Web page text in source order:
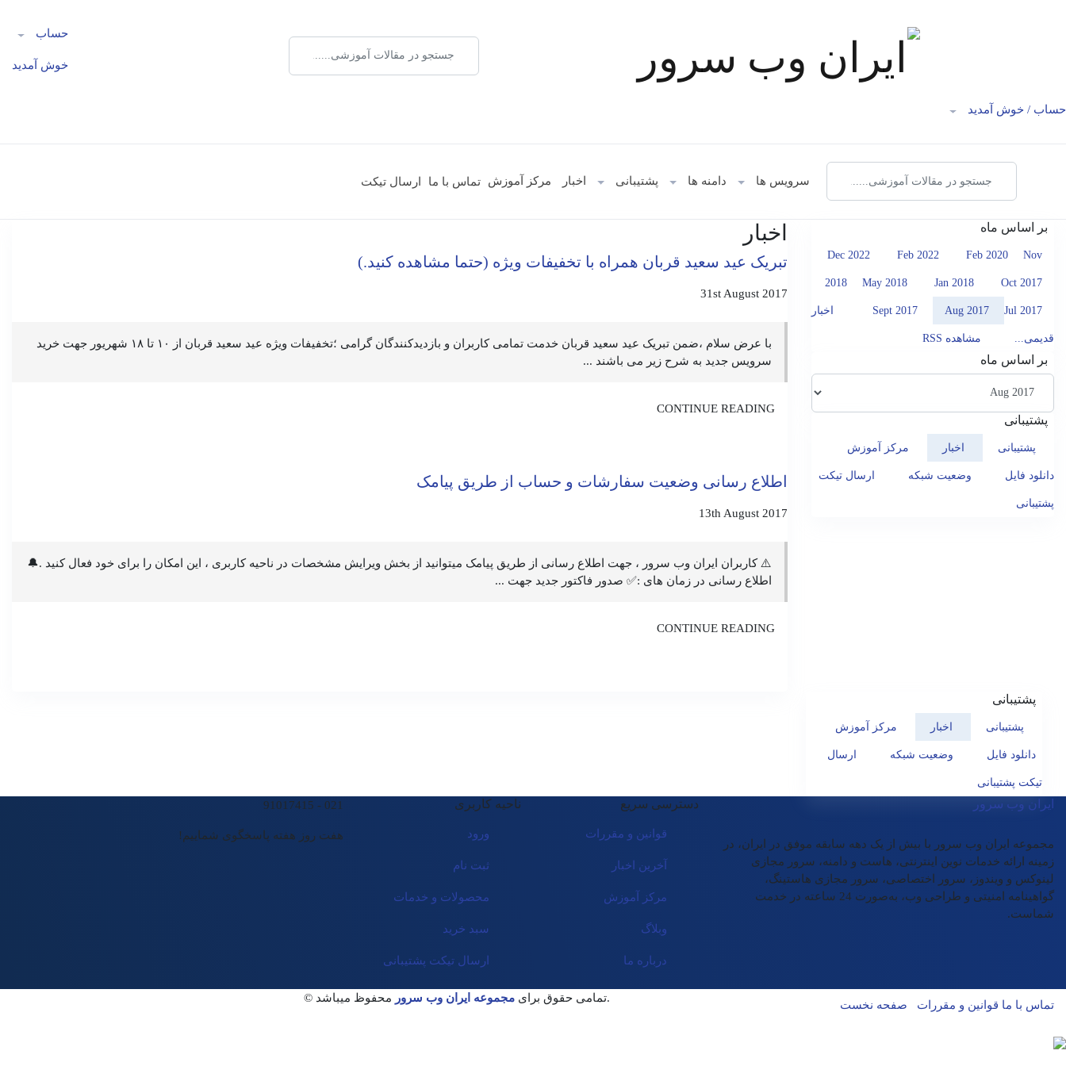
حساب
خوش آمدید
حساب / خوش آمدید
سرویس ها دامنه ها پشتیبانی اخبار مرکز آموزش تماس با ما ارسال تیکت
بر اساس ماه
Dec 2022 Feb 2022 Feb 2020 Nov
2018 May 2018 Jan 2018 Oct 2017
Sept 2017 Aug 2017 Jul 2017 اخبار
قدیمی... مشاهده RSS
بر اساس ماه
پشتیبانی
پشتیبانی اخبار مرکز آموزش
دانلود فایل وضعیت شبکه ارسال تیکت
پشتیبانی
اخبار
تبریک عید سعید قربان همراه با تخفیفات ویژه (حتما مشاهده کنید.)
31st August 2017
با عرض سلام ،ضمن تبریک عید سعید قربان خدمت تمامی کاربران و بازدیدکنندگان گرامی ؛تخفیفات ویژه عید سعید قربان از ۱۰ تا ۱۸ شهریور جهت خرید
سرویس جدید به شرح زیر می باشند ...
CONTINUE READING
اطلاع رسانی وضعیت سفارشات و حساب از طریق پیامک
13th August 2017
⚠️ کاربران ایران وب سرور ، جهت اطلاع رسانی از طریق پیامک میتوانید از بخش ویرایش مشخصات در ناحیه کاربری ، این امکان را برای خود فعال کنید .🔔
اطلاع رسانی در زمان های :✅ صدور فاکتور جدید جهت ...
CONTINUE READING
پشتیبانی
پشتیبانی اخبار مرکز آموزش
دانلود فایل وضعیت شبکه ارسال
تیکت پشتیبانی
ایران وب سرور
مجموعه ایران وب سرور با بیش از یک دهه سابقه موفق در ایران، در
زمینه ارائه خدمات نوین اینترنتی، هاست و دامنه، سرور مجازی
لینوکس و ویندوز، سرور اختصاصی، سرور مجازی هاستینگ،
گواهینامه امنیتی و طراحی وب، به‌صورت 24 ساعته در خدمت
شماست.
دسترسی سریع
قوانین و مقررات
آخرین اخبار
مرکز آموزش
وبلاگ
درباره ما
ناحیه کاربری
ورود
ثبت نام
محصولات و خدمات
سبد خرید
ارسال تیکت پشتیبانی
021 - 91017415
هفت روز هفته پاسخگوی شماییم!
© تمامی حقوق برایمجموعه ایران وب سرور محفوظ میباشد.
صفحه نخست قوانین و مقررات تماس با ما